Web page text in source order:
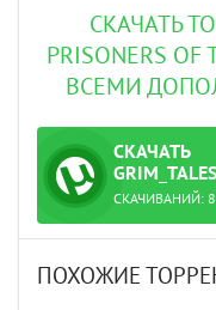
СКАЧАТЬ
PRISONERS OF
ВСЕМИ
СКАЧАТЬ
ТОРРЕНТ
СКАЧИВАНИЙ:
ПОХОЖИЕ